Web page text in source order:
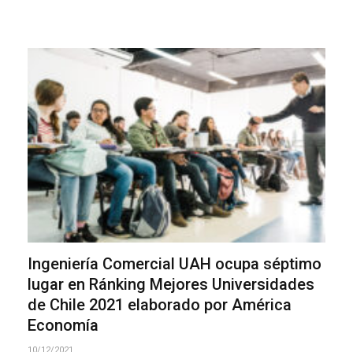
Ingeniería Comercial UAH ocupa séptimo
lugar en Ránking Mejores Universidades
de Chile 2021 elaborado por América
Economía